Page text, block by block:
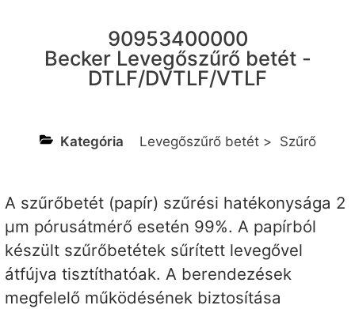
90953400000
Becker Levegőszűrő betét -
DTLF/DVTLF/VTLF
Kategória Levegőszűrő betét > Szűrő
A szűrőbetét (papír) szűrési hatékonysága 2
µm pórusátmérő esetén 99%. A papírból
készült szűrőbetétek sűrített levegővel
átfújva tisztíthatóak. A berendezések
megfelelő működésének biztosítása